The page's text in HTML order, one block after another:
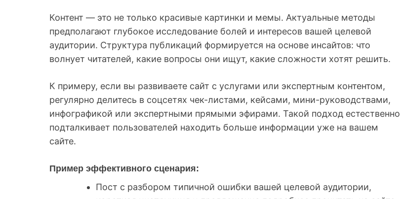
Контент — это не только красивые картинки и мемы. Актуальные методы
предполагают глубокое исследование болей и интересов вашей целевой
аудитории. Структура публикаций формируется на основе инсайтов: что
волнует читателей, какие вопросы они ищут, какие сложности хотят решить.
К примеру, если вы развиваете сайт с услугами или экспертным контентом,
регулярно делитесь в соцсетях чек-листами, кейсами, мини-руководствами,
инфографикой или экспертными прямыми эфирами. Такой подход естественно
подталкивает пользователей находить больше информации уже на вашем
сайте.
Пример эффективного сценария:
Пост с разбором типичной ошибки вашей целевой аудитории,